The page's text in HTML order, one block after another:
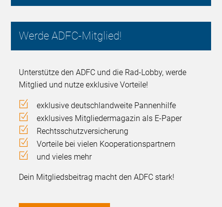
Werde ADFC-Mitglied!
Unterstütze den ADFC und die Rad-Lobby, werde
Mitglied und nutze exklusive Vorteile!
exklusive deutschlandweite Pannenhilfe
exklusives Mitgliedermagazin als E-Paper
Rechtsschutzversicherung
Vorteile bei vielen Kooperationspartnern
und vieles mehr
Dein Mitgliedsbeitrag macht den ADFC stark!